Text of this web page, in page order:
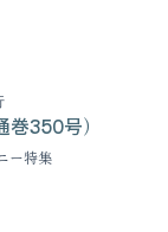
350号）
ー特集